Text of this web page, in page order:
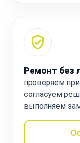
Ремонт без
проверяем
согласуем
выполняем